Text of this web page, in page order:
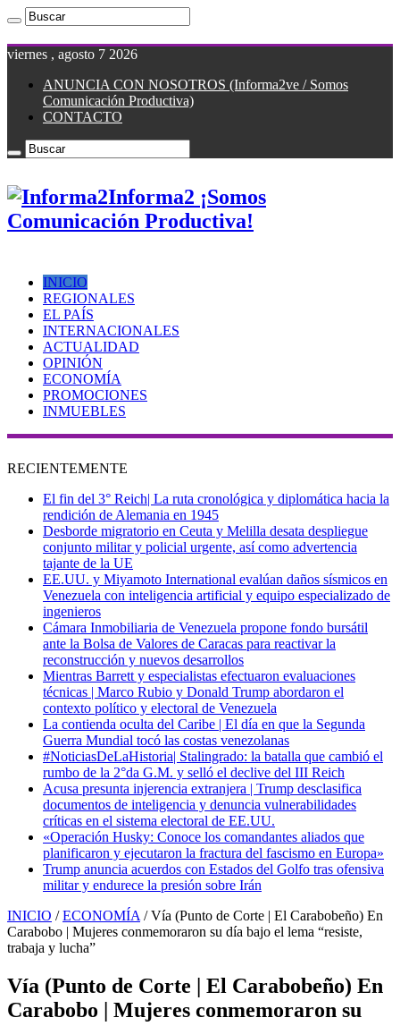
viernes , agosto 7 2026
ANUNCIA CON NOSOTROS (Informa2ve / Somos
Comunicación Productiva)
CONTACTO
Informa2 ¡Somos
Comunicación Productiva!
INICIO
REGIONALES
EL PAÍS
INTERNACIONALES
ACTUALIDAD
OPINIÓN
ECONOMÍA
PROMOCIONES
INMUEBLES
RECIENTEMENTE
El fin del 3° Reich| La ruta cronológica y diplomática hacia la
rendición de Alemania en 1945
Desborde migratorio en Ceuta y Melilla desata despliegue
conjunto militar y policial urgente, así como advertencia
tajante de la UE
EE.UU. y Miyamoto International evalúan daños sísmicos en
Venezuela con inteligencia artificial y equipo especializado de
ingenieros
Cámara Inmobiliaria de Venezuela propone fondo bursátil
ante la Bolsa de Valores de Caracas para reactivar la
reconstrucción y nuevos desarrollos
Mientras Barrett y especialistas efectuaron evaluaciones
técnicas | Marco Rubio y Donald Trump abordaron el
contexto político y electoral de Venezuela
La contienda oculta del Caribe | El día en que la Segunda
Guerra Mundial tocó las costas venezolanas
#NoticiasDeLaHistoria| Stalingrado: la batalla que cambió el
rumbo de la 2°da G.M. y selló el declive del III Reich
Acusa presunta injerencia extranjera | Trump desclasifica
documentos de inteligencia y denuncia vulnerabilidades
críticas en el sistema electoral de EE.UU.
«Operación Husky: Conoce los comandantes aliados que
planificaron y ejecutaron la fractura del fascismo en Europa»
Trump anuncia acuerdos con Estados del Golfo tras ofensiva
militar y endurece la presión sobre Irán
INICIO / ECONOMÍA / Vía (Punto de Corte | El Carabobeño) En
Carabobo | Mujeres conmemoraron su día bajo el lema “resiste,
trabaja y lucha”
Vía (Punto de Corte | El Carabobeño) En
Carabobo | Mujeres conmemoraron su